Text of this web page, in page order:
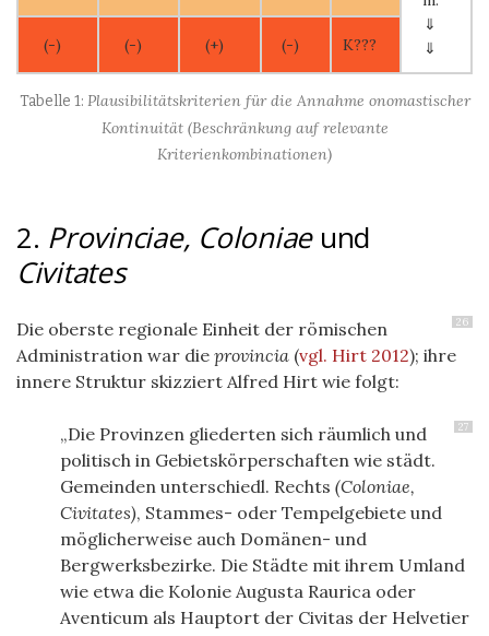
⇓
⇓
(-) (-) (+) (-) K???
Plausibilitätskriterien für die Annahme onomastischer
Kontinuität (Beschränkung auf relevante
Kriterienkombinationen)
2. Provinciae, Coloniaeund
Civitates
26
Die oberste regionale Einheit der römischen
Administration war die provincia (vgl. Hirt 2012); ihre
innere Struktur skizziert Alfred Hirt wie folgt:
27
„Die Provinzen gliederten sich räumlich und
politisch in Gebietskörperschaften wie städt.
Gemeinden unterschiedl. Rechts (Coloniae,
Civitates), Stammes- oder Tempelgebiete und
möglicherweise auch Domänen- und
Bergwerksbezirke. Die Städte mit ihrem Umland
wie etwa die Kolonie Augusta Raurica oder
Aventicum als Hauptort der Civitas der Helvetier